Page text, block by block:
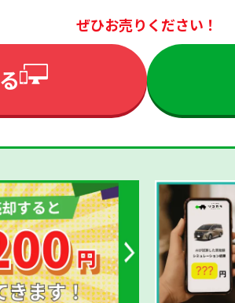
ぜひお売りください！